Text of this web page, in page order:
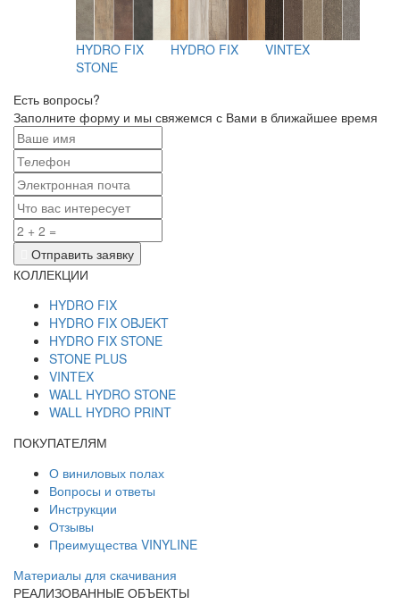
HYDRO FIX
STONE
HYDRO FIX VINTEX
Есть вопросы?
Заполните форму и мы свяжемся с Вами в ближайшее время
Отправить заявку
КОЛЛЕКЦИИ
HYDRO FIX
HYDRO FIX OBJEKT
HYDRO FIX STONE
STONE PLUS
VINTEX
WALL HYDRO STONE
WALL HYDRO PRINT
ПОКУПАТЕЛЯМ
О виниловых полах
Вопросы и ответы
Инструкции
Отзывы
Преимущества VINYLINE
Материалы для скачивания
РЕАЛИЗОВАННЫЕ ОБЪЕКТЫ